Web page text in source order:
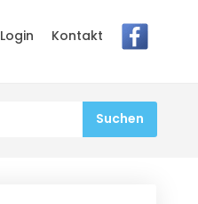
Login Kontakt